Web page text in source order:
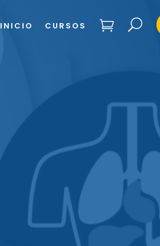
INICIO CURSOS